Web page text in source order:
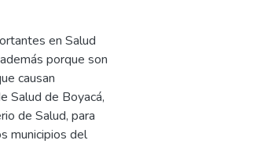
en Salud
porque son
causan
Salud de Boyacá,
de Salud, para
municipios del